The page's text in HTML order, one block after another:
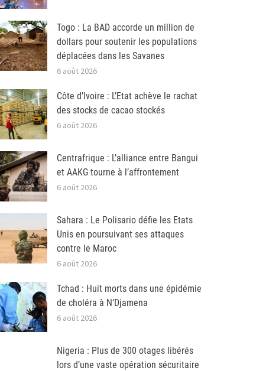
Togo : La BAD accorde un million de
dollars pour soutenir les populations
déplacées dans les Savanes
6 août 2026
Côte d’Ivoire : L’Etat achève le rachat
des stocks de cacao stockés
6 août 2026
Centrafrique : L’alliance entre Bangui
et AAKG tourne à l’affrontement
6 août 2026
Sahara : Le Polisario défie les Etats
Unis en poursuivant ses attaques
contre le Maroc
6 août 2026
Tchad : Huit morts dans une épidémie
de choléra à N’Djamena
6 août 2026
Nigeria : Plus de 300 otages libérés
lors d’une vaste opération sécuritaire